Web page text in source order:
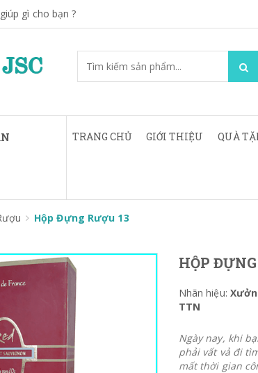
gì cho bạn ?
TRANG CHỦ GIỚI THIỆU QUÀ
Hộp Đựng Rượu 13
HỘP
Nhãn hiệu:
TTN
Ngày nay, khi
phải vất vả đi
mất thời gian